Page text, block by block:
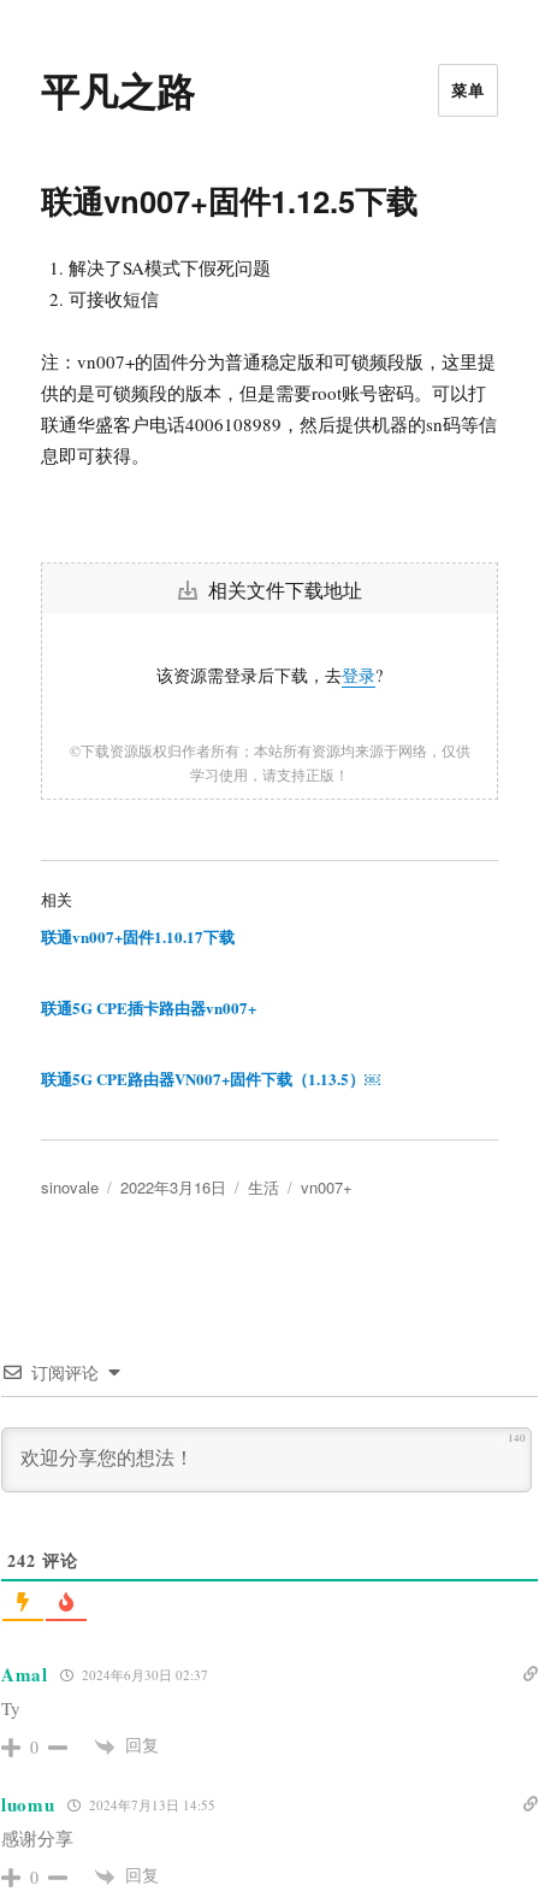
平凡之路 菜单
联通vn007+固件1.12.5下载
解决了SA模式下假死问题
可接收短信
注：vn007+的固件分为普通稳定版和可锁频段版，这里提
供的是可锁频段的版本，但是需要root账号密码。可以打
联通华盛客户电话4006108989，然后提供机器的sn码等信
息即可获得。
相关文件下载地址
该资源需登录后下载，去登录?
©下载资源版权归作者所有；本站所有资源均来源于网络，仅供
学习使用，请支持正版！
相关
联通vn007+固件1.10.17下载
联通5G CPE插卡路由器vn007+
联通5G CPE路由器VN007+固件下载（1.13.5）￼
作
sinovale
发
2022年3月16日
分
生活
标
vn007+
订阅评论
140
242 评论
Amal 2024年6月30日 02:37
Ty
0 回复
luomu 2024年7月13日 14:55
感谢分享
0 回复